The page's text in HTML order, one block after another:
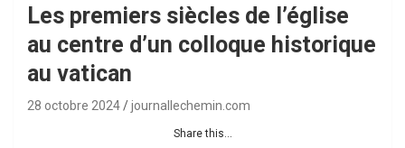
Les premiers siècles de l’église
au centre d’un colloque historique
au vatican
28 octobre 2024 journallechemin.com
Share this...